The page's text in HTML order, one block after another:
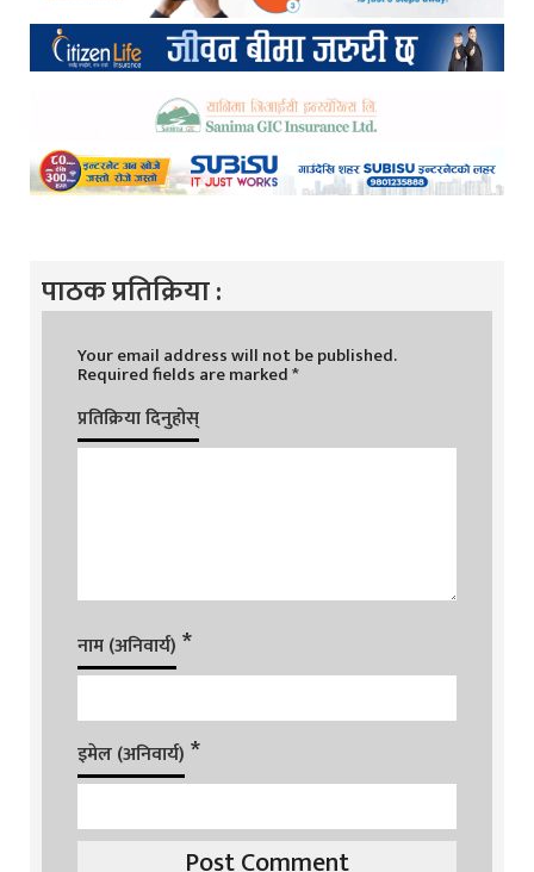
पाठक प्रतिक्रिया :
Your email address will not be published.
Required fields are marked*
प्रतिक्रिया दिनुहोस्
नाम (अनिवार्य) *
इमेल (अनिवार्य) *